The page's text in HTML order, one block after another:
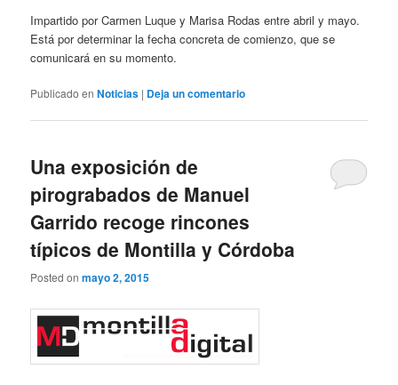
Impartido por Carmen Luque y Marisa Rodas entre abril y mayo.
Está por determinar la fecha concreta de comienzo, que se
comunicará en su momento.
Publicado en Noticias | Deja un comentario
Una exposición de
pirograbados de Manuel
Garrido recoge rincones
típicos de Montilla y Córdoba
Posted onmayo 2, 2015